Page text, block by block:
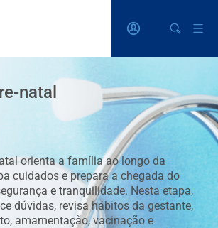
natal
orienta a família ao longo da
cuidados e prepara a chegada do
e tranquilidade. Nesta etapa,
dúvidas, revisa hábitos da gestante,
amamentação, vacinação e